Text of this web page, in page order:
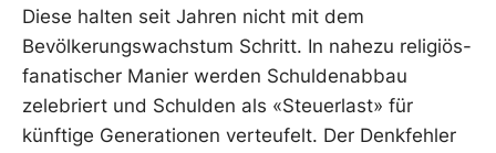
Diese halten seit Jahren nicht mit dem
Bevölkerungswachstum Schritt. In nahezu religiös-
fanatischer Manier werden Schuldenabbau
zelebriert und Schulden als «Steuerlast» für
künftige Generationen verteufelt. Der Denkfehler